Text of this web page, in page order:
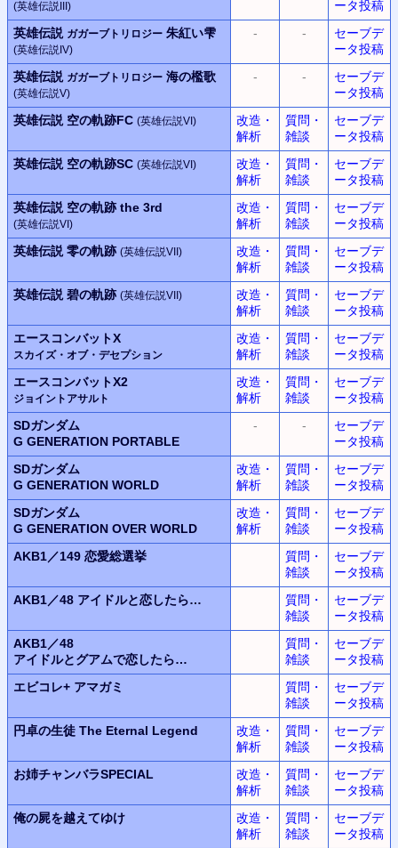
(英雄伝説III)
ータ投稿
英雄伝説 ガガーブトリロジー 朱紅い雫
(英雄伝説IV)
- -
セーブデ
ータ投稿
英雄伝説 ガガーブトリロジー 海の檻歌
(英雄伝説V)
- -
セーブデ
ータ投稿
英雄伝説 空の軌跡FC (英雄伝説VI)
改造・
解析
質問・
雑談
セーブデ
ータ投稿
英雄伝説 空の軌跡SC (英雄伝説VI)
改造・
解析
質問・
雑談
セーブデ
ータ投稿
英雄伝説 空の軌跡 the 3rd
(英雄伝説VI)
改造・
解析
質問・
雑談
セーブデ
ータ投稿
英雄伝説 零の軌跡 (英雄伝説VII)
改造・
解析
質問・
雑談
セーブデ
ータ投稿
英雄伝説 碧の軌跡 (英雄伝説VII)
改造・
解析
質問・
雑談
セーブデ
ータ投稿
エースコンバットX
スカイズ・オブ・デセプション
改造・
解析
質問・
雑談
セーブデ
ータ投稿
エースコンバットX2
ジョイントアサルト
改造・
解析
質問・
雑談
セーブデ
ータ投稿
SDガンダム
G GENERATION PORTABLE
- -
セーブデ
ータ投稿
SDガンダム
G GENERATION WORLD
改造・
解析
質問・
雑談
セーブデ
ータ投稿
SDガンダム
G GENERATION OVER WORLD
改造・
解析
質問・
雑談
セーブデ
ータ投稿
AKB1／149 恋愛総選挙
質問・
雑談
セーブデ
ータ投稿
AKB1／48 アイドルと恋したら…
質問・
雑談
セーブデ
ータ投稿
AKB1／48
アイドルとグアムで恋したら…
質問・
雑談
セーブデ
ータ投稿
エビコレ+ アマガミ
質問・
雑談
セーブデ
ータ投稿
円卓の生徒 The Eternal Legend
改造・
解析
質問・
雑談
セーブデ
ータ投稿
お姉チャンバラSPECIAL
改造・
解析
質問・
雑談
セーブデ
ータ投稿
俺の屍を越えてゆけ
改造・
解析
質問・
雑談
セーブデ
ータ投稿